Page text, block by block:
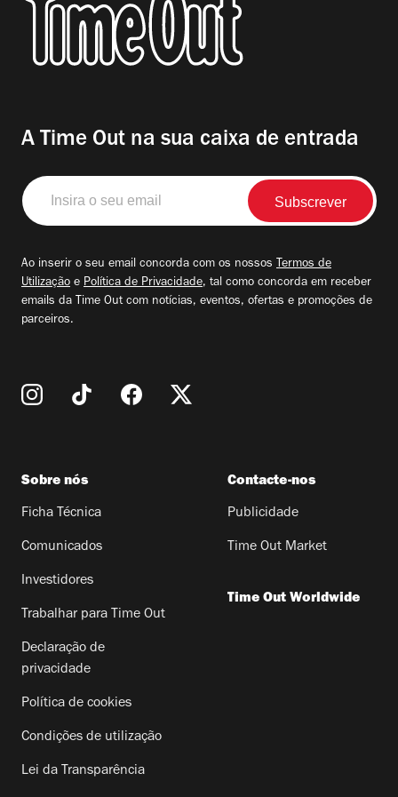
A Time Out na sua caixa de entrada
Insira
o
seu
Ao inserir o seu email concorda com os nossos Termos de
Utilização e Política de Privacidade, tal como concorda em receber
emails da Time Out com notícias, eventos, ofertas e promoções de
parceiros.
Sobre nós
Ficha Técnica
Comunicados
Investidores
Trabalhar para Time Out
Declaração de
privacidade
Política de cookies
Condições de utilização
Lei da Transparência
Contacte-nos
Publicidade
Time Out Market
Time Out Worldwide